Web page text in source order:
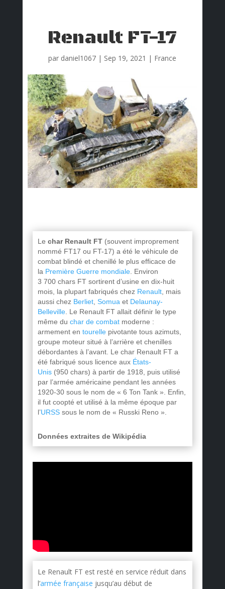
Renault FT-17
par daniel1067 | Sep 19, 2021 | France
Le char Renault FT(souvent improprement
nommé FT17 ou FT-17) a été le véhicule de
combat blindé et chenillé le plus efficace de
la Première Guerre mondiale. Environ
3 700 chars FT sortirent d’usine en dix-huit
mois, la plupart fabriqués chez Renault, mais
aussi chez Berliet, Somua et Delaunay-
Belleville. Le Renault FT allait définir le type
même du char de combatmoderne :
armement en tourellepivotante tous azimuts,
groupe moteur situé à l’arrière et chenilles
débordantes à l’avant. Le char Renault FT a
été fabriqué sous licence aux États-
Unis(950 chars) à partir de 1918, puis utilisé
par l’armée américaine pendant les années
1920-30 sous le nom de « 6 Ton Tank» . Enfin,
il fut coopté et utilisé à la même époque par
l’URSSsous le nom de « Russki Reno»
Données extraites de Wikipédia
Le Renault FT est resté en service réduit dans
l’armée française jusqu’au début de